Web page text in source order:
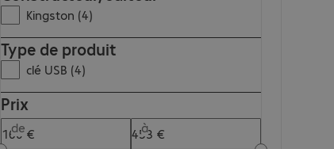
Kingston (4)
Type de produit
clé USB (4)
Prix
de à